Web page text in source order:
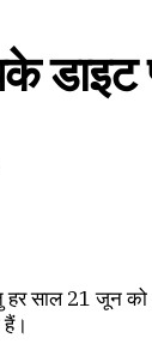
डाइट
21 जून को